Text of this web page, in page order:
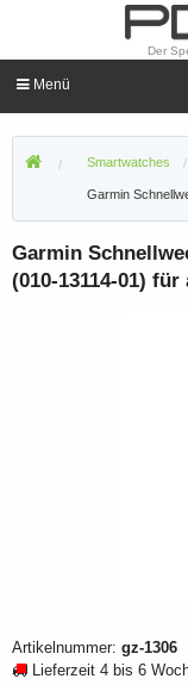
Der
Menü
Smartwatches
Garmin
Garmin
(010-13114-01)
Artikelnummer: gz-1306
Lieferzeit 4 bis 6